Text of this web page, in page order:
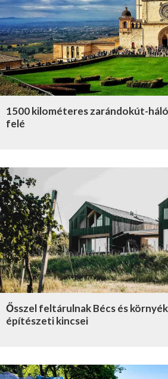
1500 kilométeres zarándokút-
felé
Ősszel feltárulnak Bécs és
építészeti kincsei